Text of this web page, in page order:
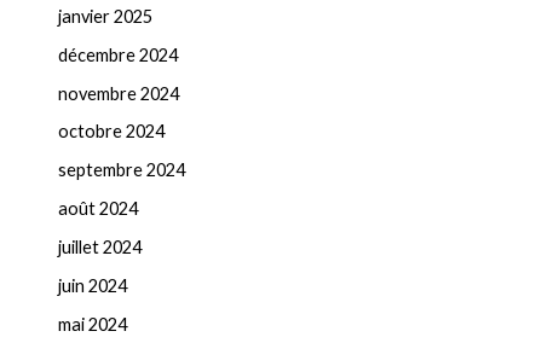
janvier 2025
décembre 2024
novembre 2024
octobre 2024
septembre 2024
août 2024
juillet 2024
juin 2024
mai 2024